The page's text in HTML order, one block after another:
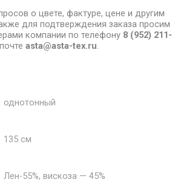
о цвете, фактуре, цене и другим
для подтверждения заказа просим
компании по телефону 8 (952) 211-
asta@asta-tex.ru.
однотонный
135 см
Лен-55%, вискоза — 45%